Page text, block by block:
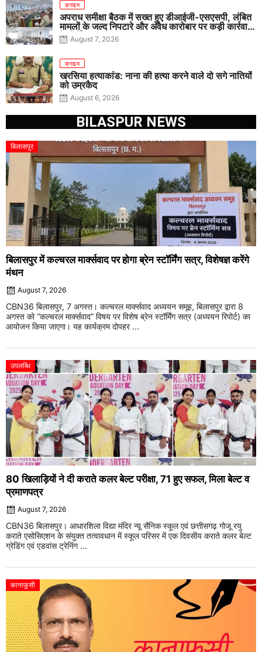
क्राइम
अपराध समीक्षा बैठक में सख्त हुए डीआईजी-एसएसपी, लंबित
मामलों के जल्द निपटारे और अवैध कारोबार पर कड़ी कार्रवाई
के निर्देश
August 7, 2026
क्राइम
खरसिया हत्याकांड: नाना की हत्या करने वाले दो सगे नातियों
को उम्रकैद
August 6, 2026
BILASPUR NEWS
बिलासपुर
बिलासपुर में कल्चरल मार्क्सवाद पर होगा ब्रेन स्टॉर्मिंग सत्र, विशेषज्ञ करेंगे
मंथन
August 7, 2026
CBN36 बिलासपुर, 7 अगस्त। कल्चरल मार्क्सवाद अध्ययन समूह, बिलासपुर द्वारा 8
अगस्त को “कल्चरल मार्क्सवाद” विषय पर विशेष ब्रेन स्टॉर्मिंग सत्र (अध्ययन रिपोर्ट) का
आयोजन किया जाएगा। यह कार्यक्रम दोपहर ...
उपलब्धि
80 खिलाड़ियों ने दी कराते कलर बेल्ट परीक्षा, 71 हुए सफल, मिला बेल्ट व
प्रमाणपत्र
August 7, 2026
CBN36 बिलासपुर। आधारशिला विद्या मंदिर न्यू सैनिक स्कूल एवं छत्तीसगढ़ गोजू रयु
कराते एसोसिएशन के संयुक्त तत्वावधान में स्कूल परिसर में एक दिवसीय कराते कलर बेल्ट
ग्रेडिंग एवं एडवांस ट्रेनिंग ...
कानाफूसी